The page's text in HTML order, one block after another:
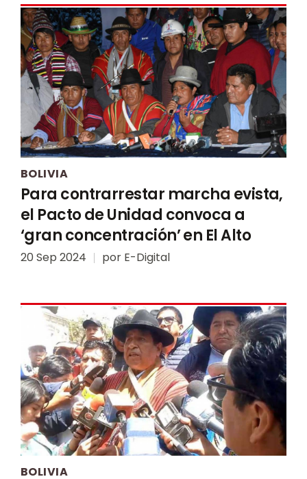
BOLIVIA
Para contrarrestar marcha evista,
el Pacto de Unidad convoca a
‘gran concentración’ en El Alto
20 Sep 2024 por E-Digital
BOLIVIA